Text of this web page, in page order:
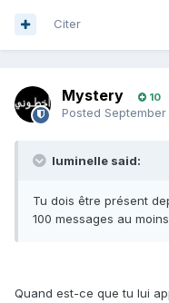
Citer
Mystery 10
Posted September
luminelle said:
Tu dois être présent
100 messages au
Quand est-ce que tu lui